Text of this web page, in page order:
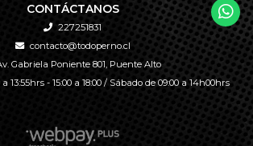
CONTÁCTANOS
227251831
contacto@todoperno.cl
Gabriela Poniente 801, Puente Alto
13:55hrs - 15:00 a 18:00 / Sábado de 09:00 a 14h00hrs